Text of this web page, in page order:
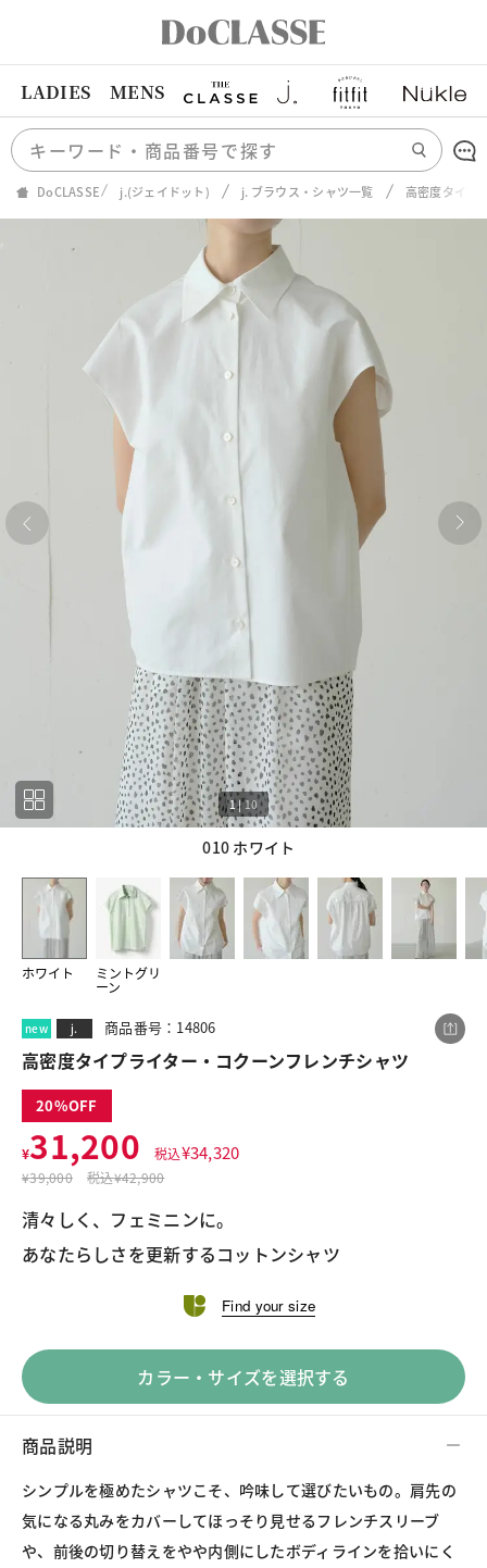
LADIES MENS
DoCLASSE j.(ジェイドット) j. ブラウス・シャツ一覧 高密度タイプ
010 ホワイト
1|10
ホワイト ミントグリ
ーン
10
new j. 商品番号：14806
高密度タイプライター・コクーンフレンチシャツ
20
¥31,200 税込¥34,320
¥39,000 税込¥42,900
清々しく、フェミニンに。
あなたらしさを更新するコットンシャツ
Find your size
カラー・サイズを選択する
商品説明
シンプルを極めたシャツこそ、吟味して選びたいもの。肩先の
気になる丸みをカバーしてほっそり見せるフレンチスリーブ
や、前後の切り替えをやや内側にしたボディラインを拾いにく
この商品をシェアする
¥31,200 税込¥34,320
LINE